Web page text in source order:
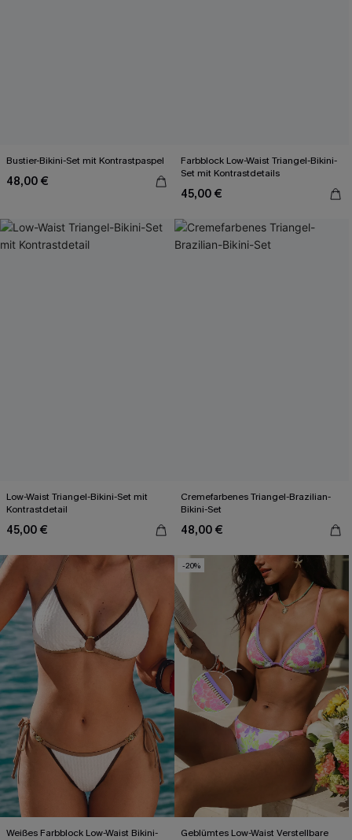
Bustier-Bikini-Set mit Kontrastpaspel
48,00 €
Farbblock Low-Waist Triangel-Bikini-
Set mit Kontrastdetails
45,00 €
Low-Waist Triangel-Bikini-Set mit
Kontrastdetail
45,00 €
Cremefarbenes Triangel-Brazilian-
Bikini-Set
48,00 €
Weißes Farbblock Low-Waist Bikini-
-20%
Geblümtes Low-Waist Verstellbare